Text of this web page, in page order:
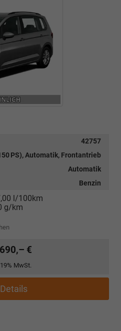
42757
PS), Automatik, Frontantrieb
Automatik
Benzin
l/100km
g/km
€
MwSt.
drucken